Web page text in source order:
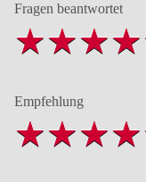
Fragen beantwortet
Empfehlung